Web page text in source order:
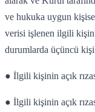
ve hukuka uygun
verisi işlenen ilgili
durumlarda üçüncü
● İlgili kişinin açık
● İlgili kişinin açık